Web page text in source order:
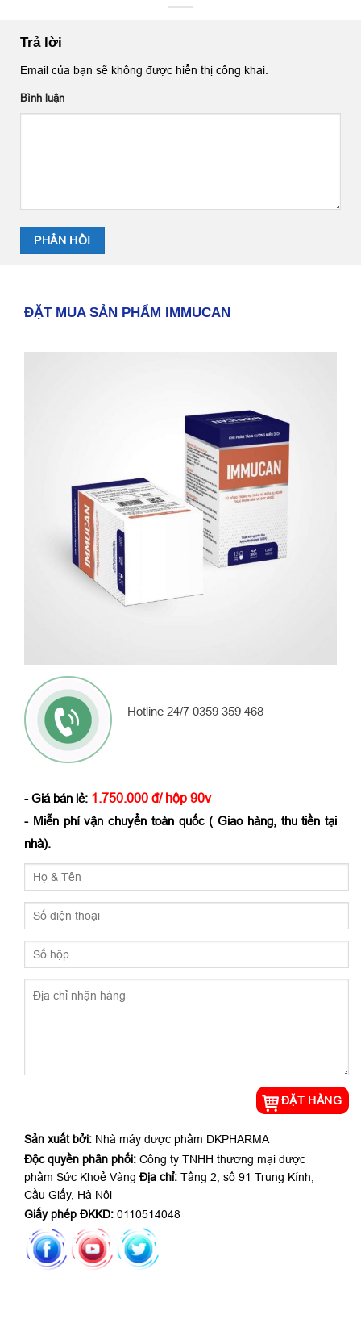
Trả lời
Email của bạn sẽ không được hiển thị công khai.
Bình luận
ĐẶT MUA SẢN PHẨM IMMUCAN
Hotline 24/7 0359 359 468
- Giá bán lẻ: 1.750.000 đ/ hộp 90v
- Miễn phí vận chuyển toàn quốc ( Giao hàng, thu tiền tại
nhà).
Sản xuất bởi: Nhà máy dược phẩm DKPHARMA
Độc quyền phân phối: Công ty TNHH thương mại dược
phẩm Sức Khoẻ Vàng Địa chỉ: Tầng 2, số 91 Trung Kính,
Cầu Giấy, Hà Nội
Giấy phép ĐKKD: 0110514048